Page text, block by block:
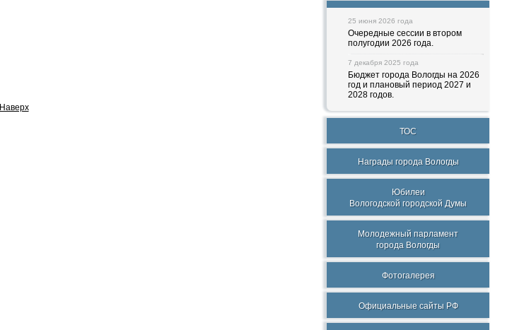
Наверх
25 июня 2026 года
Очередные сессии в втором
полугодии 2026 года.
7 декабря 2025 года
Бюджет города Вологды на 2026
год и плановый период 2027 и
2028 годов.
ТОС
Награды города Вологды
Юбилеи
Вологодской городской Думы
Молодежный парламент
города Вологды
Фотогалерея
Официальные сайты РФ